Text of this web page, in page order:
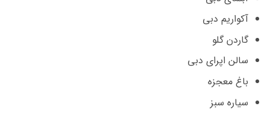
آکواریم دبی
گاردن گلو
سالن اپرای دبی
باغ معجزه
سیاره سبز